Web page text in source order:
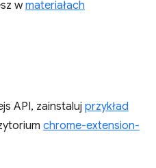
wmateriałach
API, zainstaluj przykład
chrome-extension-